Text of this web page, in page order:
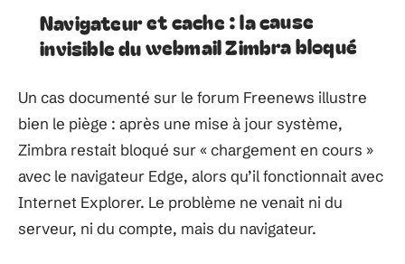
Navigateur et cache : la cause
invisible du webmail Zimbra bloqué
Un cas documenté sur le forum Freenews illustre
bien le piège : après une mise à jour système,
Zimbra restait bloqué sur « chargement en cours »
avec le navigateur Edge, alors qu’il fonctionnait avec
Internet Explorer. Le problème ne venait ni du
serveur, ni du compte, mais du navigateur.